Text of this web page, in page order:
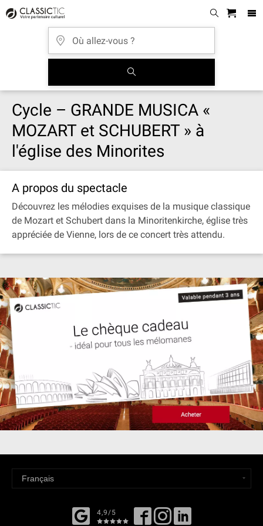
Cycle – GRANDE MUSICA «
MOZART et SCHUBERT » à
l'église des Minorites
A propos du spectacle
Découvrez les mélodies exquises de la musique classique
de Mozart et Schubert dans la Minoritenkirche, église très
appréciée de Vienne, lors de ce concert très attendu.
4,9/5